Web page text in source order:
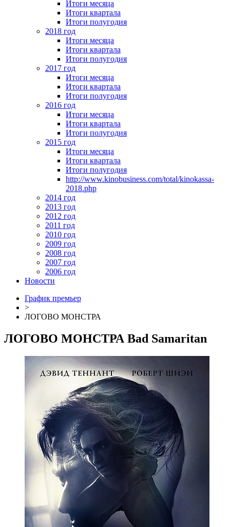
Итоги месяца
Итоги квартала
Итоги полугодия
2018 год
Итоги месяца
Итоги квартала
Итоги полугодия
2017 год
Итоги месяца
Итоги квартала
Итоги полугодия
2016 год
Итоги месяца
Итоги квартала
Итоги полугодия
2015 год
Итоги месяца
Итоги квартала
Итоги полугодия
http://www.kinobusiness.com/total/kinokassa-
2018.php
2014 год
2013 год
2012 год
2011 год
2010 год
2009 год
2008 год
2007 год
2006 год
Новости
График премьер
>
ЛОГОВО МОНСТРА
ЛОГОВО МОНСТРА Bad Samaritan